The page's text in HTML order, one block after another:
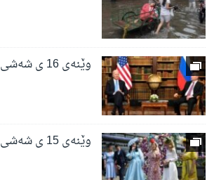
وێنەی 16 ی شەشی 2021
وێنەی 15 ی شەشی 2021